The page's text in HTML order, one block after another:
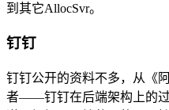
到其它AllocSvr。
钉钉
钉钉公开的资料不多，从《
者——钉钉在后端架构上的